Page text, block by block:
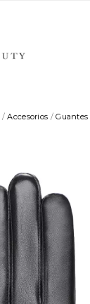
/Accesorios /Guantes